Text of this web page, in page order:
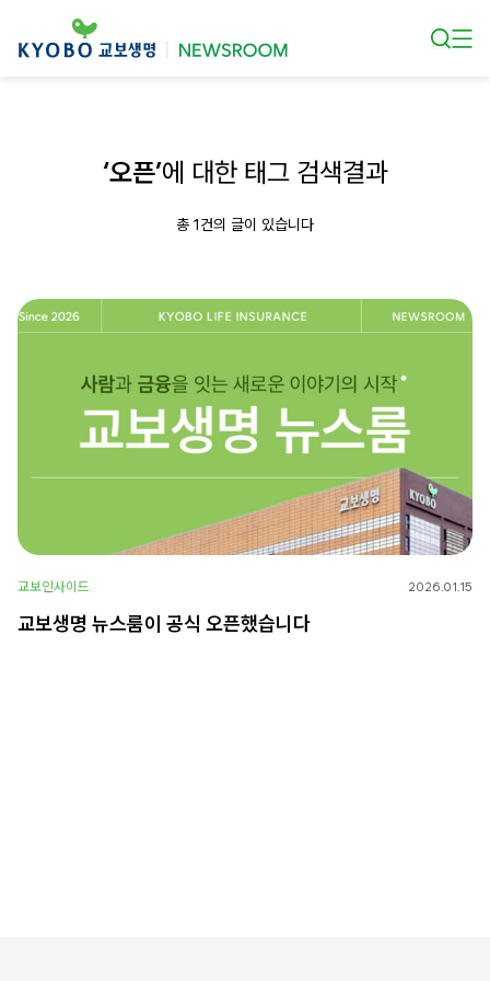
‘오픈’에 대한 태그 검색결과
총 1건의 글이 있습니다
교보인사이드 2026.01.15
교보생명 뉴스룸이 공식 오픈했습니다